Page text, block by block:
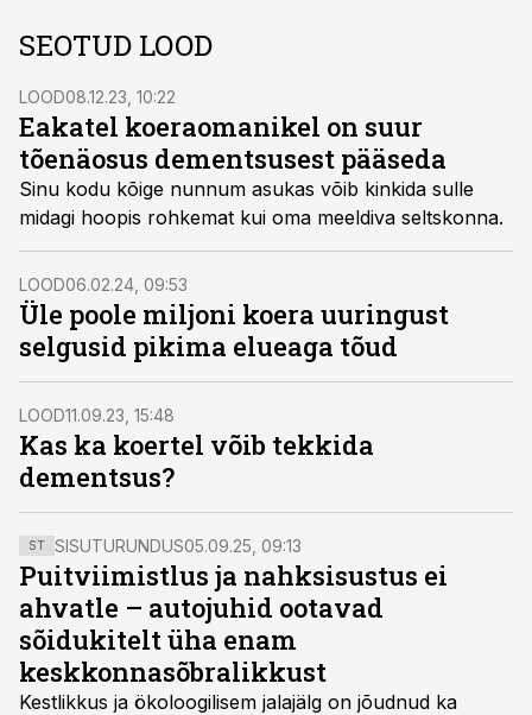
SEOTUD LOOD
LOOD08.12.23, 10:22
Eakatel koeraomanikel on suur
tõenäosus dementsusest pääseda
Sinu kodu kõige nunnum asukas võib kinkida sulle
midagi hoopis rohkemat kui oma meeldiva seltskonna.
LOOD06.02.24, 09:53
Üle poole miljoni koera uuringust
selgusid pikima elueaga tõud
LOOD11.09.23, 15:48
Kas ka koertel võib tekkida
dementsus?
ST SISUTURUNDUS05.09.25, 09:13
Puitviimistlus ja nahksisustus ei
ahvatle – autojuhid ootavad
sõidukitelt üha enam
keskkonnasõbralikkust
Kestlikkus ja ökoloogilisem jalajälg on jõudnud ka